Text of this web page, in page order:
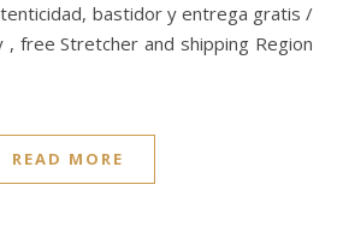
bastidor y entrega gratis /
free Stretcher and shipping Region
READ MORE